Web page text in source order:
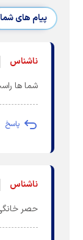
پیام های شما
ناشناس
شما ها
پاسخ
ناشناس
حصر